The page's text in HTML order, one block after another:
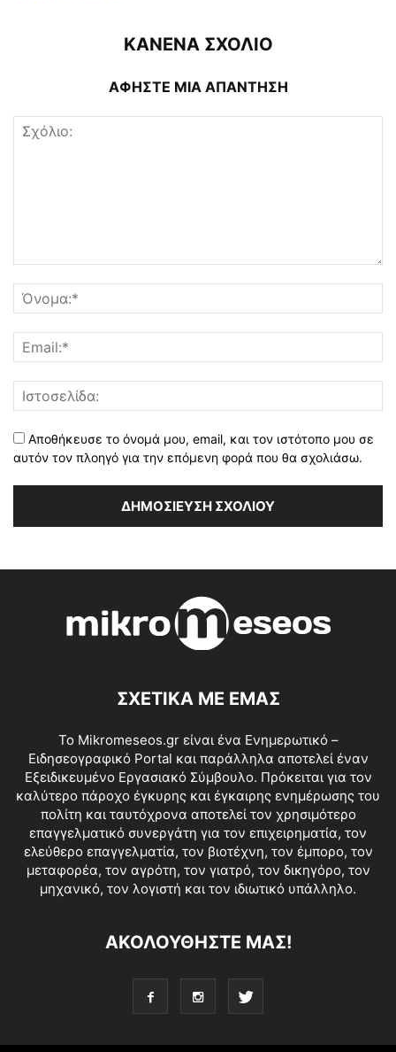
ΚΑΝΕΝΑ ΣΧΟΛΙΟ
ΑΦΗΣΤΕ ΜΙΑ ΑΠΑΝΤΗΣΗ
Αποθήκευσε το όνομά μου, email, και τον ιστότοπο μου σε
αυτόν τον πλοηγό για την επόμενη φορά που θα σχολιάσω.
ΣΧΕΤΙΚΑ ΜΕ ΕΜΑΣ
Το Mikromeseos.gr είναι ένα Ενημερωτικό –
Ειδησεογραφικό Portal και παράλληλα αποτελεί έναν
Εξειδικευμένο Εργασιακό Σύμβουλο. Πρόκειται για τον
καλύτερο πάροχο έγκυρης και έγκαιρης ενημέρωσης του
πολίτη και ταυτόχρονα αποτελεί τον χρησιμότερο
επαγγελματικό συνεργάτη για τον επιχειρηματία, τον
ελεύθερο επαγγελματία, τον βιοτέχνη, τον έμπορο, τον
μεταφορέα, τον αγρότη, τον γιατρό, τον δικηγόρο, τον
μηχανικό, τον λογιστή και τον ιδιωτικό υπάλληλο.
ΑΚΟΛΟΥΘΗΣΤΕ ΜΑΣ!